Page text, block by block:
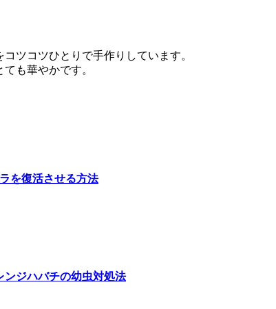
ツコツひとりで手作りしています。
も華やかです。
を復活させる方法
ンジハバチの幼虫対処法